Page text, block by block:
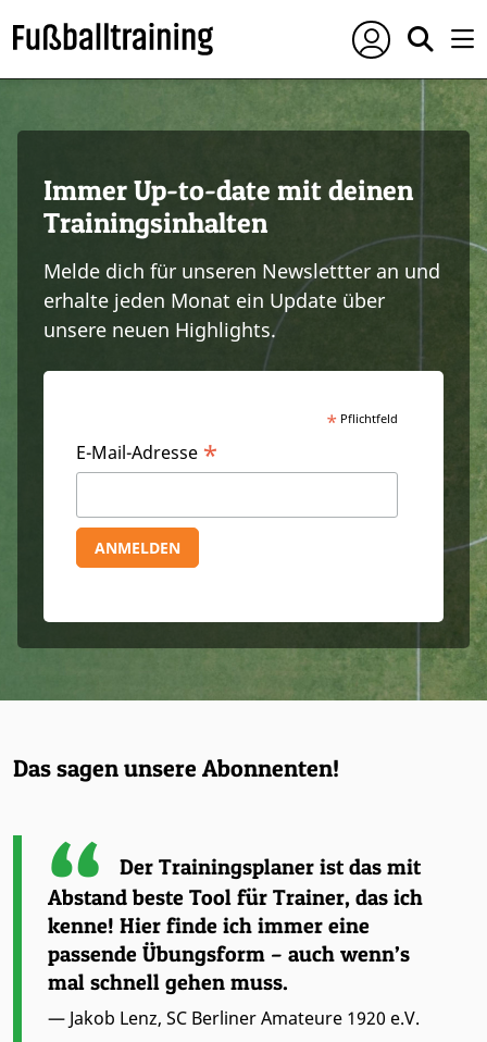
Immer Up-to-date mit deinen
Trainingsinhalten
Melde dich für unseren Newslettter an und
erhalte jeden Monat ein Update über
unsere neuen Highlights.
*Pflichtfeld
E-Mail-Adresse *
Das sagen unsere Abonnenten!
Der Trainingsplaner ist das mit
Abstand beste Tool für Trainer, das ich
kenne! Hier finde ich immer eine
passende Übungsform – auch wenn’s
mal schnell gehen muss.
— Jakob Lenz, SC Berliner Amateure 1920 e.V.